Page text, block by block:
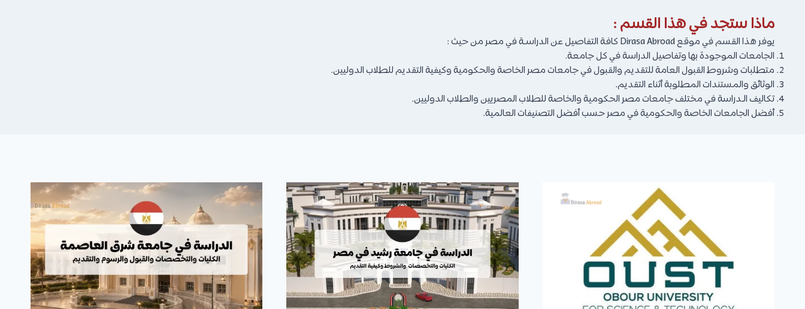
ماذا ستجد في هذا القسم :
يوفر هذا القسم في موقع Dirasa Abroad كافة التفاصيل عن الدراسـة في مصر من حيث :
الجامعات الموجودة بها وتفاصيل الدراسة في كل جامعة.
متطلبات وشروط القبول العامة للتقديم والقبول في جامعات مصر الخاصة والحكومية وكيفية التقديم للطلاب الدوليين.
الوثائق والمستندات المطلوبة أثناء التقديم.
تكاليف الـدراسة في مختلف جامعات مصر الحكومية والخاصة للطلاب المصريين والطلاب الدوليين.
أفضل الجامعات الخاصة والحكومية في مصر حسب أفضل التصنيفات العالمية.